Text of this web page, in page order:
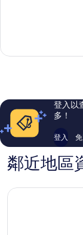
斯
錯
評
論
登入以
多！
登入
鄰近地區